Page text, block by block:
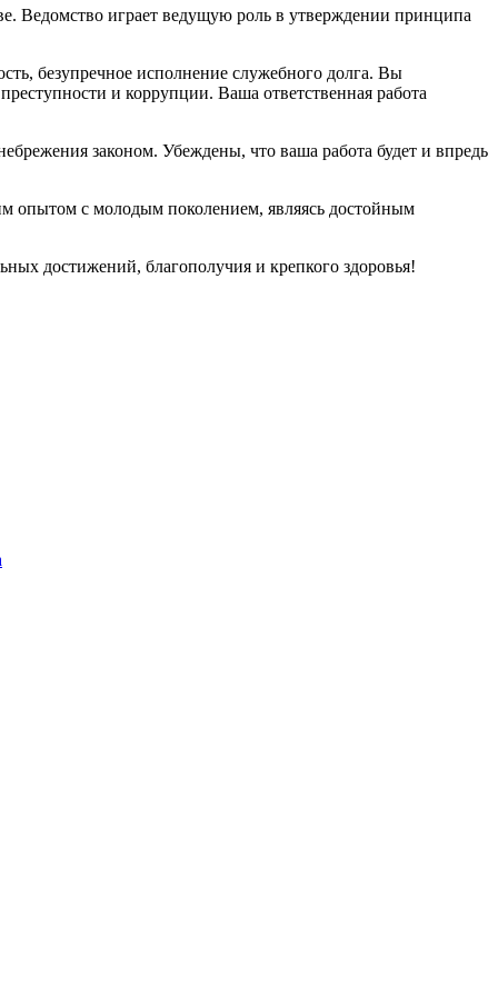
Ведомство играет ведущую роль в утверждении принципа
безупречное исполнение служебного долга. Вы
и коррупции. Ваша ответственная работа
законом. Убеждены, что ваша работа будет и впредь
опытом с молодым поколением, являясь достойным
достижений, благополучия и крепкого здоровья!